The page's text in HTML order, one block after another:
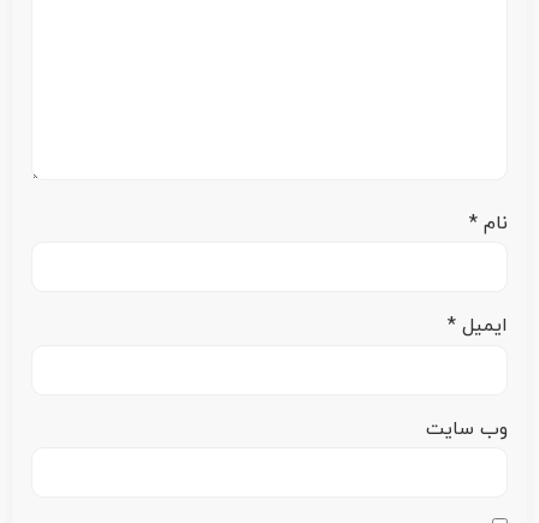
نام *
ایمیل *
وب‌ سایت